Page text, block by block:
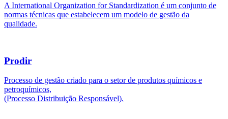
A International Organization for Standardization é um conjunto de
normas técnicas que estabelecem um modelo de gestão da
qualidade.
Prodir
Processo de gestão criado para o setor de produtos químicos e
petroquímicos,
(Processo Distribuição Responsável).